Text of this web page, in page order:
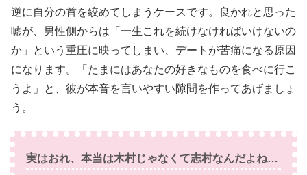
逆に自分の首を絞めてしまうケースです。良かれと思った
嘘が、男性側からは「一生これを続けなければいけないの
か」という重圧に映ってしまい、デートが苦痛になる原因
になります。「たまにはあなたの好きなものを食べに行こ
うよ」と、彼が本音を言いやすい隙間を作ってあげましょ
う。
実はおれ、本当は木村じゃなくて志村なんだよね…